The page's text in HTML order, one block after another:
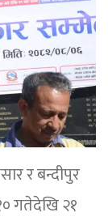
र बन्दीपुर
गतेदेखि २१